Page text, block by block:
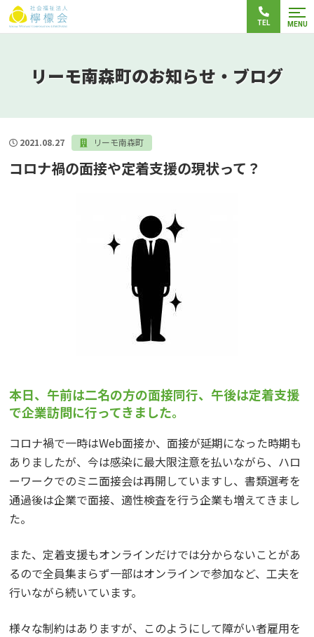
TEL MENU
リーモ南森町のお知らせ・ブログ
2021.08.27 リーモ南森町
コロナ禍の面接や定着支援の現状って？
本日、午前は二名の方の面接同行、午後は定着支援
で企業訪問に行ってきました。
コロナ禍で一時はWeb面接か、面接が延期になった時期も
ありましたが、今は感染に最大限注意を払いながら、ハロ
ーワークでのミニ面接会は再開していますし、書類選考を
通過後は企業で面接、適性検査を行う企業も増えてきまし
た。
また、定着支援もオンラインだけでは分からないことがあ
るので全員集まらず一部はオンラインで参加など、工夫を
行いながら続いています。
様々な制約はありますが、このようにして障がい者雇用を